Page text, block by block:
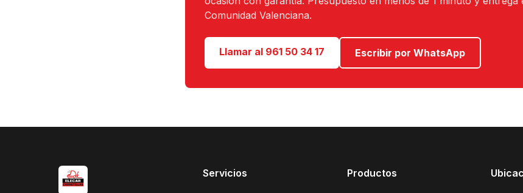
Comunidad Valenciana.
Llamar al 961 50 34 17 Escribir por WhatsApp
Servicios Productos